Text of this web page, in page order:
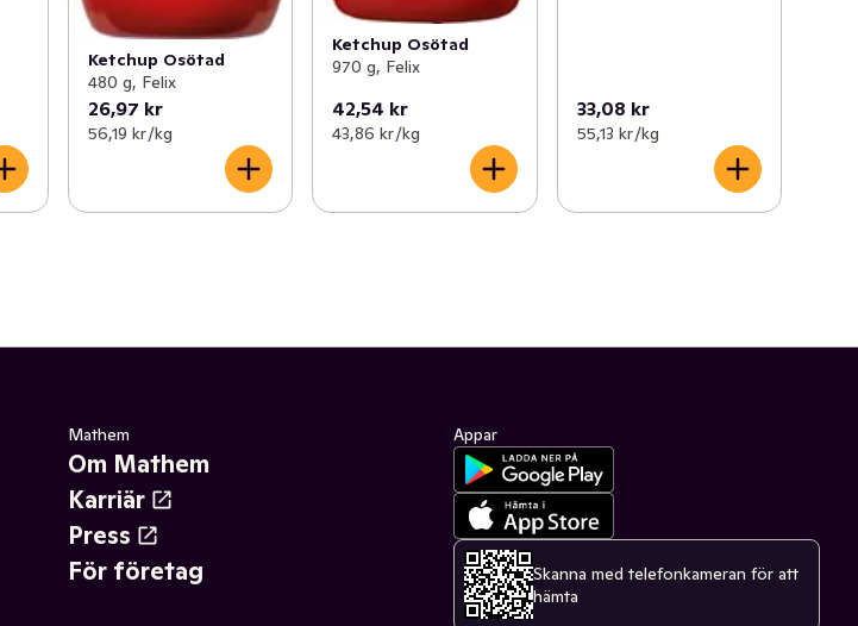
Ketchup Osötad
480 g, Felix
26,97 kr
56,19 kr /kg
Ketchup Osötad
970 g, Felix
42,54 kr
43,86 kr /kg
33,08 kr
55,13 kr /kg
Mathem
Om Mathem
Karriär
Press
För företag
Appar
Skanna med telefonkameran för att
hämta